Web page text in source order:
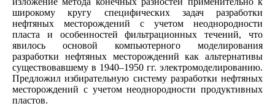
широкому кругу специфических задач разработки
нефтяных месторождений с учетом неоднородности
пласта и особенностей фильтрационных течений, что
явилось основой компьютерного моделирования
разработки нефтяных месторождений как альтернативы
существовавшему в 1940–1950 гг. электромоделированию.
Предложил избирательную систему разработки нефтяных
месторождений с учетом неоднородности продуктивных
пластов.